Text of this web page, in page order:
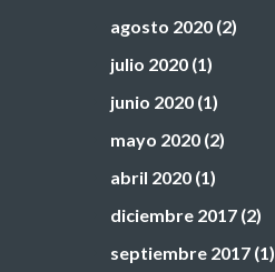
agosto 2020 (2)
julio 2020 (1)
junio 2020 (1)
mayo 2020 (2)
abril 2020 (1)
diciembre 2017 (2)
septiembre 2017 (1)